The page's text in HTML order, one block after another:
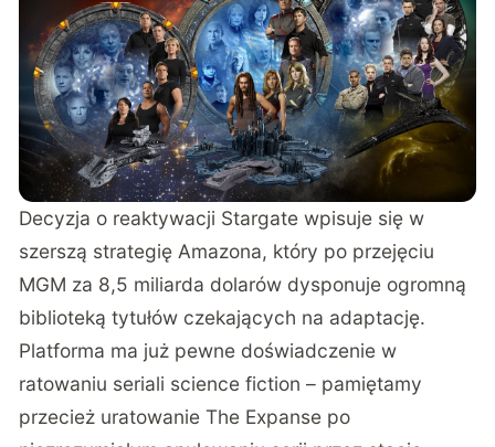
Decyzja o reaktywacji Stargate wpisuje się w
szerszą strategię Amazona, który po przejęciu
MGM za 8,5 miliarda dolarów dysponuje ogromną
biblioteką tytułów czekających na adaptację.
Platforma ma już pewne doświadczenie w
ratowaniu seriali science fiction – pamiętamy
przecież uratowanie The Expanse po